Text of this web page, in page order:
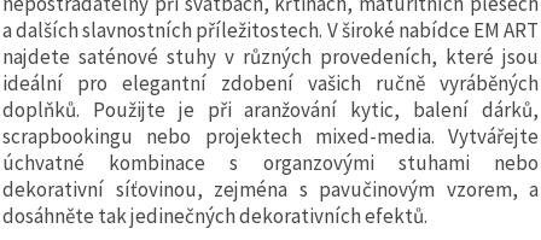
fungování
webu,
zlepšili vaše
prostředí
při jeho
používání a
s vaším
souhlasem
analyzovali
návštěvnost
a
zobrazovali
a dalších slavnostních příležitostech. V široké nabídce EM ART
najdete saténové stuhy v různých provedeních, které jsou
ideální pro elegantní zdobení vašich ručně vyráběných
doplňků. Použijte je při aranžování kytic, balení dárků,
scrapbookingu nebo projektech mixed-media. Vytvářejte
úchvatné kombinace s organzovými stuhami nebo
dekorativní síťovinou, zejména s pavučinovým vzorem, a
dosáhněte tak jedinečných dekorativních efektů.